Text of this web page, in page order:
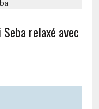
relaxé avec